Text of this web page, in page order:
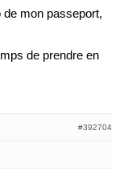
mon passeport,
de prendre en
#392704